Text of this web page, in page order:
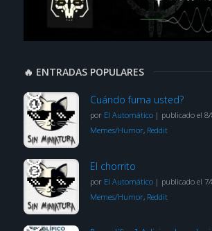
🔥 ENTRADAS POPULARES
Cuándo fuma usted?
por El Automático| publicado el
Memes/Humor, Reddit
El chorrito
por El Automático| publicado el
Memes/Humor, Reddit